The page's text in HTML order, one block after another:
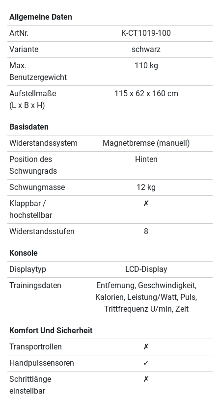
Allgemeine Daten
ArtNr.
K-CT1019-100
Variante
schwarz
Max.
Benutzergewicht
110 kg
Aufstellmaße
(L x B x H)
115 x 62 x 160 cm
Basisdaten
Widerstandssystem
Magnetbremse (manuell)
Position des
Schwungrads
Hinten
Schwungmasse
12 kg
Klappbar /
hochstellbar
✗
Widerstandsstufen 8
Konsole
Displaytyp
LCD-Display
Trainingsdaten
Entfernung, Geschwindigkeit,
Kalorien, Leistung/Watt, Puls,
Trittfrequenz U/min, Zeit
Komfort Und Sicherheit
Transportrollen
✗
Handpulssensoren
✓
Schrittlänge
einstellbar
✗